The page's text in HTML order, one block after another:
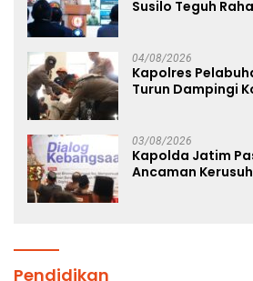
Susilo Teguh
04/08/2026
Kapolres
Turun Dampingi
03/08/2026
Kapolda Jatim
Ancaman
Pendidikan